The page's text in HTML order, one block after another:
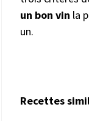
un bon vin la
un.
Recettes